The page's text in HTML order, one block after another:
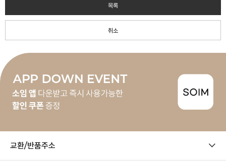
목록
취소
교환/반품주소